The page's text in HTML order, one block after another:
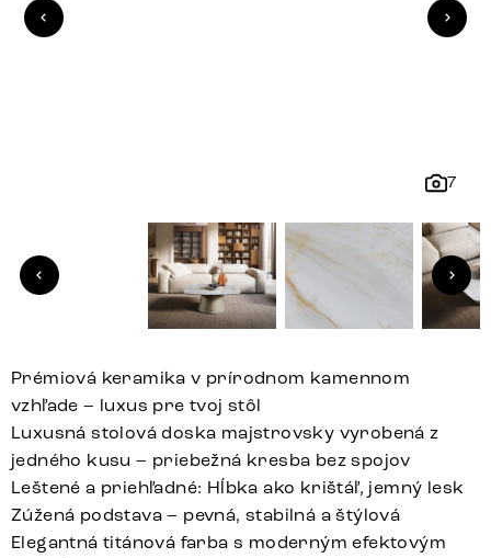
7
Prémiová keramika v prírodnom kamennom
vzhľade – luxus pre tvoj stôl
Luxusná stolová doska majstrovsky vyrobená z
jedného kusu – priebežná kresba bez spojov
Leštené a priehľadné: Hĺbka ako krištáľ, jemný lesk
Zúžená podstava – pevná, stabilná a štýlová
Elegantná titánová farba s moderným efektovým